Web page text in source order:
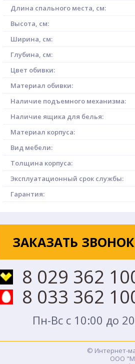
Длина спального места, см:
Высота, см:
Ширина, см:
Глубина, см:
Цвет обивки:
Материал обивки:
Наличие подъемного механизма:
Наличие ящика для белья:
Материал корпуса:
Вид мебели:
Толщина корпуса:
Эксплуатационный срок службы:
Гарантия:
ЗАКАЗАТЬ ЗВОНОК
8 029 362
8 033 362
Пн-Вс с 10:00 до
© Интернет-
ООО